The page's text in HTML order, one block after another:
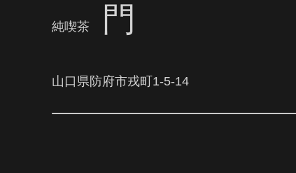
純喫茶 門
山口県防府市戎町1-5-14